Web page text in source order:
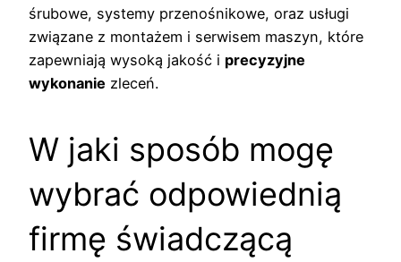
śrubowe, systemy przenośnikowe, oraz usługi
związane z montażem i serwisem maszyn, które
zapewniają wysoką jakość i precyzyjne
wykonanie zleceń.
W jaki sposób mogę
wybrać odpowiednią
firmę świadczącą